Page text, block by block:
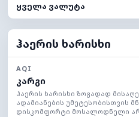
ყველა ვალუტა
ჰაერის ხარისხი
AQI
კარგი
ჰაერის ხარისხი ზოგადად
ადამიანების უმეტესობისთვის
დისკომფორტი მოსალოდნელი